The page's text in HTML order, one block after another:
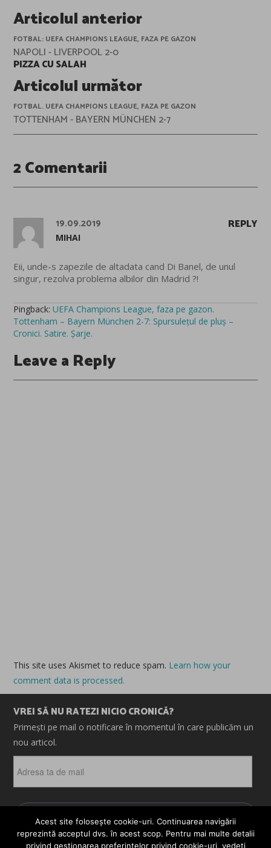
Post
navigation
Articolul anterior
FOTBAL: UEFA CHAMPIONS LEAGUE, FAZA PE GAZON
NAPOLI - LIVERPOOL 2-0
PIZZA CU SALAH
Articolul următor
FOTBAL. UEFA CHAMPIONS LEAGUE, FAZA PE GAZON
TOTTENHAM - BAYERN MÜNCHEN 2-7
2 Comentarii
REPLY
19.09.2019
MIHAI
Eii, unde-s zapezile de altadata cand Di Banel, de unul
singur, rezolva problema albilor din Madrid ?!
Pingback:UEFA Champions League, faza pe gazon.
Tottenham – Bayern München 2-7: Spursulețul de pluș –
Cronici. Satire. Șarje.
Leave a Reply
This site uses Akismet to reduce spam. Learn how your
comment data is processed.
VREI SĂ NU RATEZI NICIO CRONICĂ?
Primești pe mail o notificare în momentul în care publicăm un
nou articol.
ta
de
ABONEAZĂ-TE
Acest site folosește cookie-uri. Continuarea navigării
reprezintă acceptul dvs. în acest scop. Pentru mai multe detalii
privind gestionarea preferințelor privind cookie-uri, vedeți